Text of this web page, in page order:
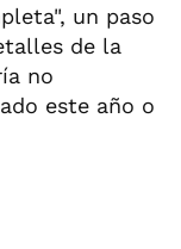
un paso
de la
no
este año o